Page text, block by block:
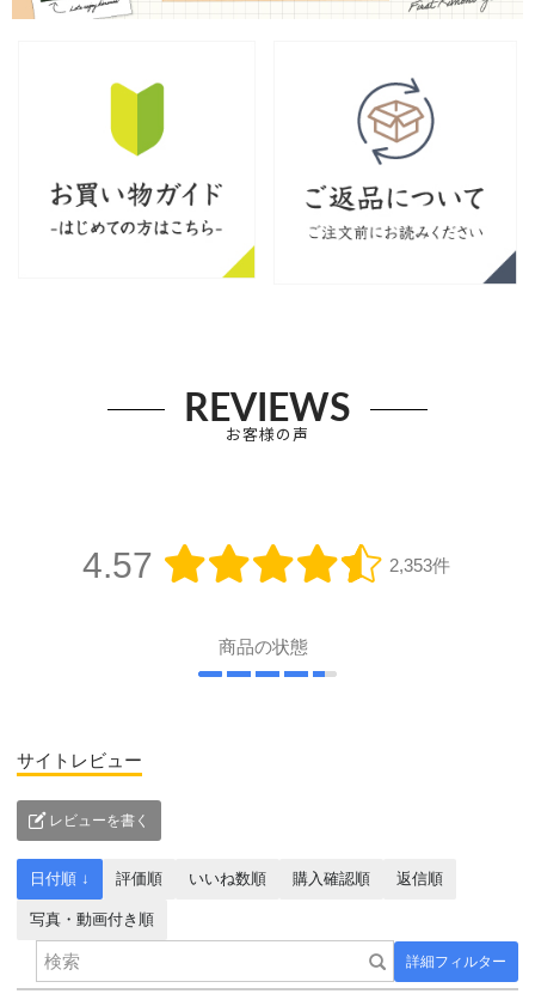
REVIEWS
お客様の声
4.57 2,353件
商品の状態
サイトレビュー
レビューを書く
詳細フィルター
日付順 ↓ 評価順 いいね数順 購入確認順 返信順
写真・動画付き順